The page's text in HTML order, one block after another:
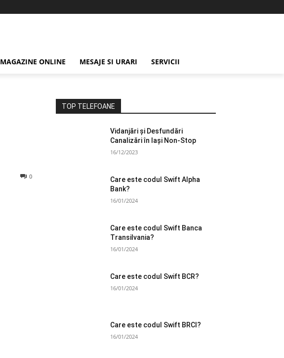
MAGAZINE ONLINE MESAJE SI URARI SERVICII
0
TOP TELEFOANE
Vidanjări și Desfundări
Canalizări în Iași Non-Stop
16/12/2023
Care este codul Swift Alpha
Bank?
16/01/2024
Care este codul Swift Banca
Transilvania?
16/01/2024
Care este codul Swift BCR?
16/01/2024
Care este codul Swift BRCI?
16/01/2024